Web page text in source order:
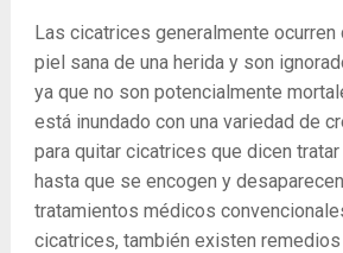
Las cicatrices generalmente
piel sana de una herida y son
ya que no son potencialmente
está inundado con una variedad de
para quitar cicatrices que dicen
hasta que se encogen y
tratamientos médicos
cicatrices, también existen